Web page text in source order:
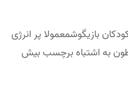
بازیگوشمعمولا پر انرژی
به اشتباه برچسب بیش